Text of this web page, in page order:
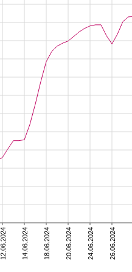
12.06.2024 14.06.2024 18.06.2024 20.06.2024 24.06.2024 26.06.2024